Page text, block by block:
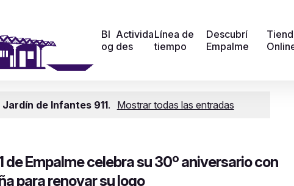
Bl
og
Activida
des
Línea de
tiempo
Descubrí
Empalme
Jardín de Infantes 911. Mostrar todas las entradas
de Empalme celebra su 30º aniversario con
para renovar su logo